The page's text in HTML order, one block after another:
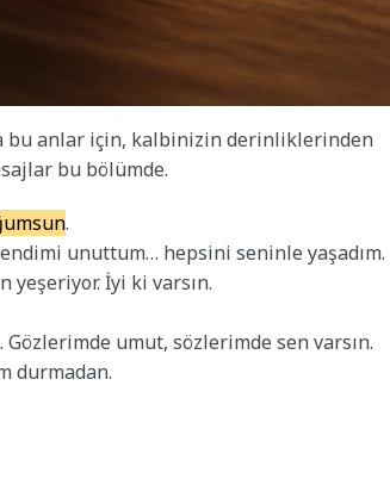
bu anlar için, kalbinizin derinliklerinden
bu bölümde.
.
unuttum… hepsini seninle yaşadım.
yeşeriyor. İyi ki varsın.
umut, sözlerimde sen varsın.
durmadan.